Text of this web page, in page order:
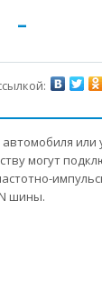
-
или
могут
шины.